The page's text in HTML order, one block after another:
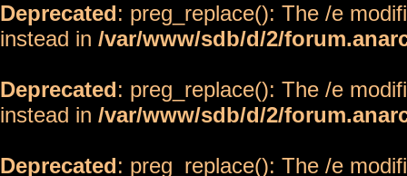
Deprecated: preg_replace(): The /e
instead in /var/www/sdb/d/2/
Deprecated: preg_replace(): The /e
instead in /var/www/sdb/d/2/
Deprecated: preg_replace(): The /e